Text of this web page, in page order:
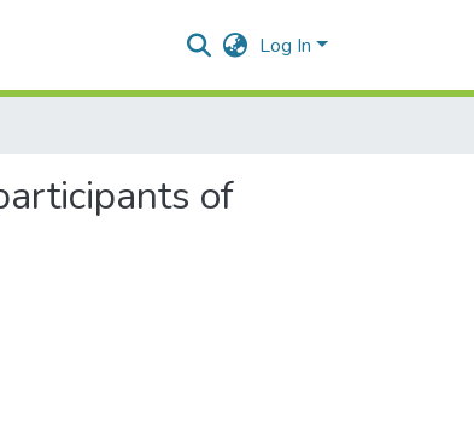
Log In
of